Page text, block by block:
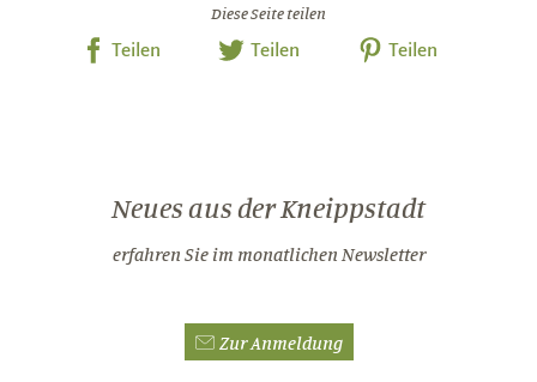
Diese Seite teilen
Teilen Teilen Teilen
Neues aus der Kneippstadt
erfahren Sie im monatlichen Newsletter
Zur Anmeldung